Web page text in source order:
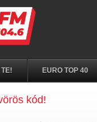
EURO TOP 40
kód!